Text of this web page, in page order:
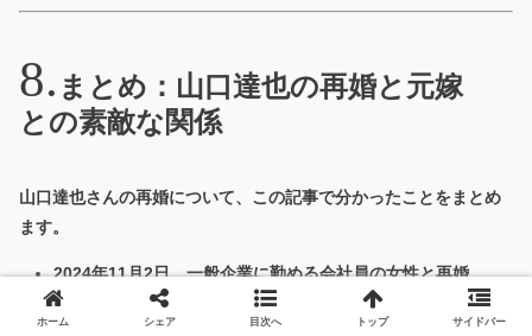
まとめ：山口達也の再婚と元嫁
との素敵な関係
山口達也さんの再婚について、この記事で分かったことをまとめ
ます。
2024年11月2日、一般企業に勤める会社員の女性と再婚
お相手の詳細は公表されていない
ホーム シェア 目次へ トップ サイドバー